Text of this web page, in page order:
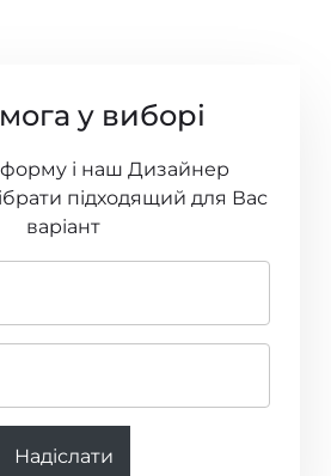
у виборі
форму і наш Дизайнер
підходящий для Вас
варіант
Надіслати